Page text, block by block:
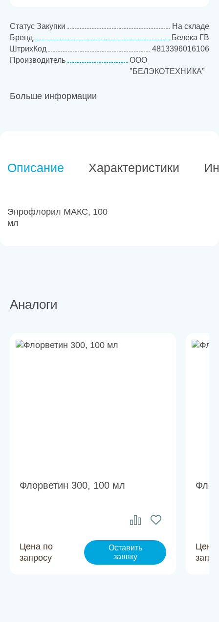
Статус Закупки
На складе
Бренд
Белека ГВ
ШтрихКод
4813396016106
Производитель
ООО
"БЕЛЭКОТЕХНИКА"
Больше информации
Описание Характеристики
Энрофлорил МАКС, 100
мл
Аналоги
Флорветин 300, 100 мл
Цена по
запросу
Оставить
заявку
Цена